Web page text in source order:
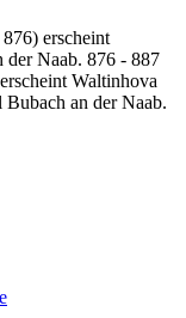
erscheint
der Naab. 876 - 887
Waltinhova
an der Naab.